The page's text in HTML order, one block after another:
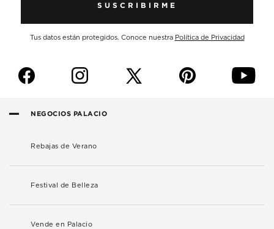
SUSCRIBIRME
Tus datos están protegidos. Conoce nuestra Política de Privacidad
f i p y
NEGOCIOS PALACIO
Rebajas de Verano
Festival de Belleza
Vende en Palacio